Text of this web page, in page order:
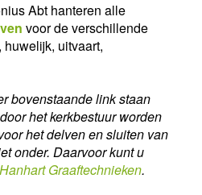
Abt hanteren alle
voor de verschillende
uitvaart,
bovenstaande link staan
het kerkbestuur worden
het delven en sluiten van
onder. Daarvoor kunt u
Hanhart Graaftechnieken.